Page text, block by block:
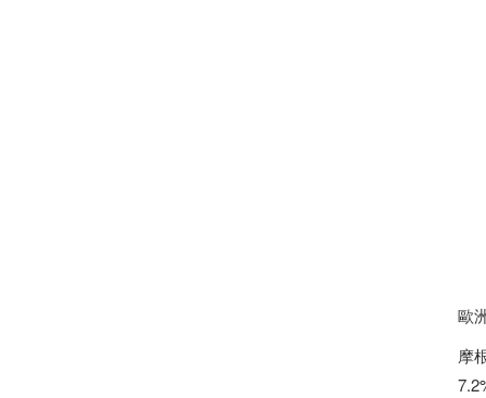
歐
摩